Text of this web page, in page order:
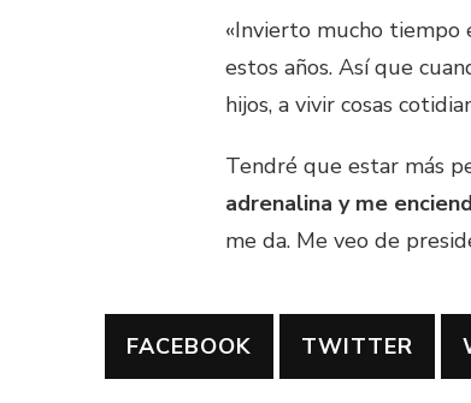
«Invierto mucho
estos años. Así que
hijos, a vivir cosas
Tendré que estar más
adrenalina y me
me da. Me veo de
FACEBOOK TWITTER